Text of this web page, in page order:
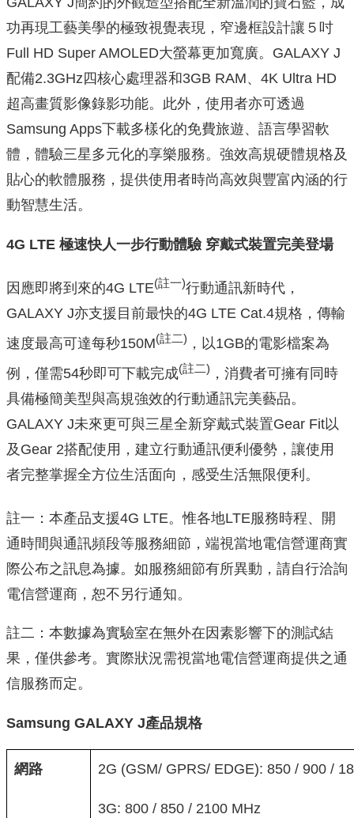
功再現工藝美學的極致視覺表現，窄邊框設計讓５吋
Full HD Super AMOLED大螢幕更加寬廣。GALAXY J
配備2.3GHz四核心處理器和3GB RAM、4K Ultra HD
超高畫質影像錄影功能。此外，使用者亦可透過
Samsung Apps下載多樣化的免費旅遊、語言學習軟
體，體驗三星多元化的享樂服務。強效高規硬體規格及
貼心的軟體服務，提供使用者時尚高效與豐富內涵的行
動智慧生活。
4G LTE 極速快人一步行動體驗 穿戴式裝置完美登場
因應即將到來的4G LTE(註一)行動通訊新時代，
GALAXY J亦支援目前最快的4G LTE Cat.4規格，傳輸
速度最高可達每秒150M(註二) ，以1GB的電影檔案為
例，僅需54秒即可下載完成(註二) ，消費者可擁有同時
具備極簡美型與高規強效的行動通訊完美藝品。
GALAXY J未來更可與三星全新穿戴式裝置Gear Fit以
及Gear 2搭配使用，建立行動通訊便利優勢，讓使用
者完整掌握全方位生活面向，感受生活無限便利。
註一：本產品支援4G LTE。惟各地LTE服務時程、開
通時間與通訊頻段等服務細節，端視當地電信營運商實
際公布之訊息為據。如服務細節有所異動，請自行洽詢
電信營運商，恕不另行通知。
註二：本數據為實驗室在無外在因素影響下的測試結
果，僅供參考。實際狀況需視當地電信營運商提供之通
信服務而定。
Samsung GALAXY J產品規格
網路 2G (GSM/ GPRS/ EDGE): 850 / 900 /
3G: 800 / 850 / 2100 MHz